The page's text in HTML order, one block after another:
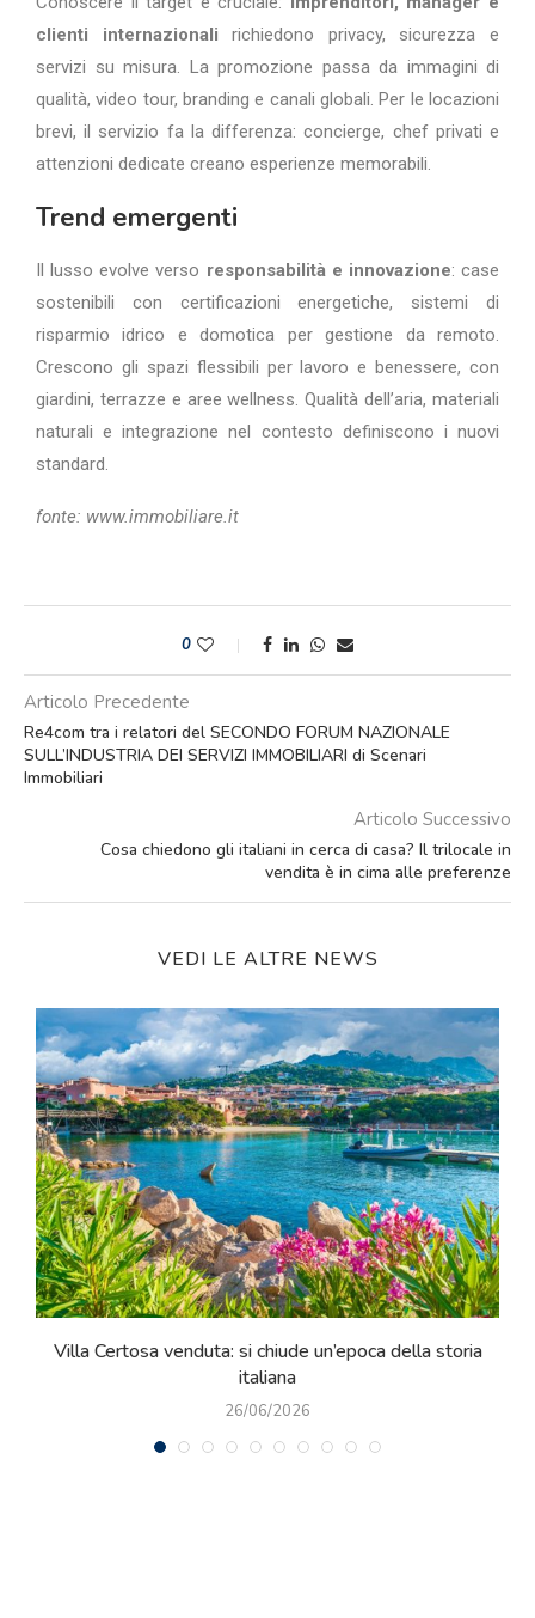
clienti internazionalirichiedono privacy, sicurezza e
servizi su misura. La promozione passa da immagini di
qualità, video tour, branding e canali globali. Per le locazioni
brevi, il servizio fa la differenza: concierge, chef privati e
attenzioni dedicate creano esperienze memorabili.
Trend emergenti
Il lusso evolve verso responsabilità e innovazione: case
sostenibili con certificazioni energetiche, sistemi di
risparmio idrico e domotica per gestione da remoto.
Crescono gli spazi flessibili per lavoro e benessere, con
giardini, terrazze e aree wellness. Qualità dell’aria, materiali
naturali e integrazione nel contesto definiscono i nuovi
standard.
fonte: www.immobiliare.it
0
Articolo Precedente
Re4com tra i relatori del SECONDO FORUM NAZIONALE
SULL’INDUSTRIA DEI SERVIZI IMMOBILIARI di Scenari
Immobiliari
Articolo Successivo
Cosa chiedono gli italiani in cerca di casa? Il trilocale in
vendita è in cima alle preferenze
VEDI LE ALTRE NEWS
Tra Certaldo e Barberino Val d’Elsa azienda agrituristica
con vista panoramica
23/06/2026